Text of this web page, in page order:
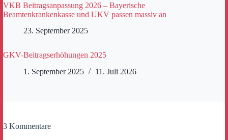
VKB Beitragsanpassung 2026 – Bayerische
Beamtenkrankenkasse und UKV passen massiv an
23. September 2025
GKV-Beitragserhöhungen 2025
1. September 2025
11. Juli 2026
3 Kommentare